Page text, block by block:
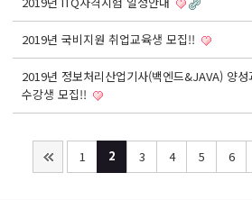
2019년 국비지원 취업교육생 모집!!
2019년 정보처리산업기사(백엔드&JAVA) 양성
수강생 모집!!
1 2 3 4 5 6
기초회계원리 및 전산회계2급 자격증 취득과정
전산응용건축제도기능사(실기)
컴퓨터활용능력2급(엑셀실무)